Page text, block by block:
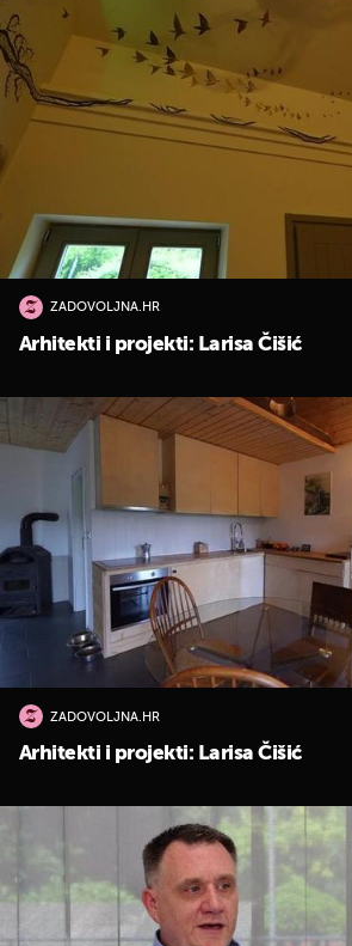
ZADOVOLJNA.HR
Arhitekti i projekti: Larisa Čišić
ZADOVOLJNA.HR
Arhitekti i projekti: Larisa Čišić